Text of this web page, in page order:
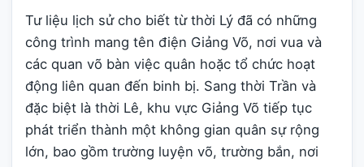
Tư liệu lịch sử cho biết từ thời Lý đã có những
công trình mang tên điện Giảng Võ, nơi vua và
các quan võ bàn việc quân hoặc tổ chức hoạt
động liên quan đến binh bị. Sang thời Trần và
đặc biệt là thời Lê, khu vực Giảng Võ tiếp tục
phát triển thành một không gian quân sự rộng
lớn, bao gồm trường luyện võ, trường bắn, nơi